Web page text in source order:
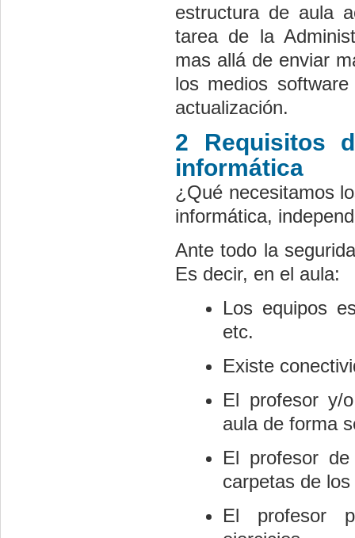
estructura de aula
tarea de la
mas allá de enviar
los medios
actualización.
2 Requisitos
informática
¿Qué necesitamos
informática,
Ante todo la
Es decir, en el aula:
Los equipos
etc.
Existe
El profesor y/
aula de forma
El profesor
carpetas de
El profesor